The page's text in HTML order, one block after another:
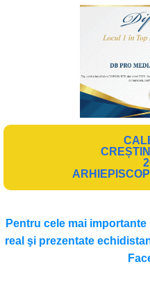
Pentru cele mai
real şi prezentate